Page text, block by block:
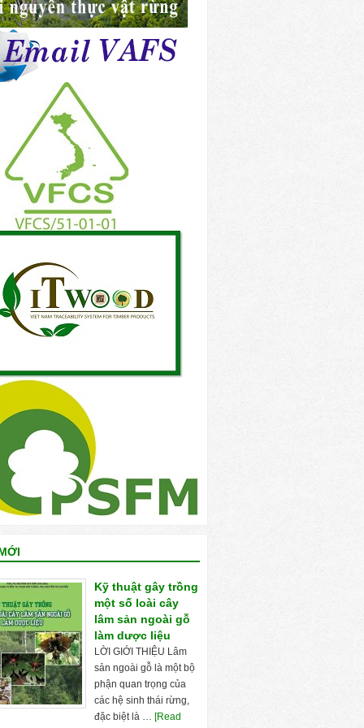
Kỹ thuật gây trồng
một số loài cây
lâm sản ngoài gỗ
làm dược liệu
LỜI GIỚI THIỆU Lâm
sản ngoài gỗ là một bộ
phận quan trọng của
các hệ sinh thái rừng,
đặc biệt là … [Read